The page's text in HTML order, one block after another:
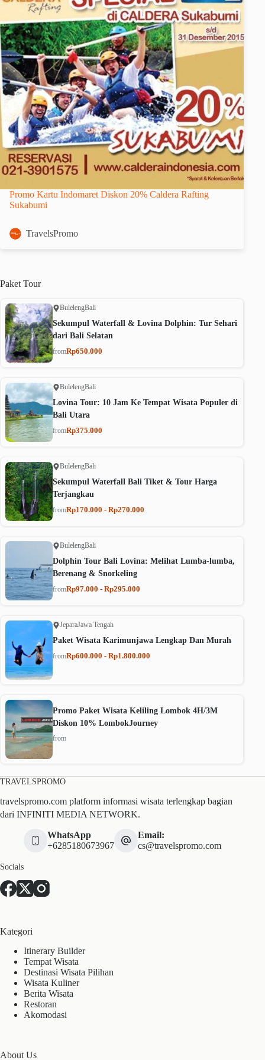
Promo Kartu Indomaret Diskon 20% Caldera Rafting
Sukabumi
TravelsPromo
Paket Tour
BulelengBali
Sekumpul Waterfall & Lovina Dolphin: Tur Sehari
dari Bali Selatan
fromRp650.000
BulelengBali
Lovina Tour: 10 Jam Ke Tempat Wisata Populer di
Bali Utara
fromRp375.000
BulelengBali
Sekumpul Waterfall Bali Tiket & Tour Harga
Terjangkau
fromRp170.000 - Rp270.000
BulelengBali
Dolphin Tour Bali Lovina: Melihat Lumba-lumba,
Berenang & Snorkeling
fromRp97.000 - Rp295.000
JeparaJawa Tengah
Paket Wisata Karimunjawa Lengkap Dan Murah
fromRp600.000 - Rp1.800.000
Promo Paket Wisata Keliling Lombok 4H/3M
Diskon 10% LombokJourney
from
TRAVELSPROMO
travelspromo.com platform informasi wisata terlengkap bagian
dari INFINITI MEDIA NETWORK.
WhatsApp
+6285180673967
Email:
cs@travelspromo.com
Socials
Kategori
Itinerary Builder
Tempat Wisata
Destinasi Wisata Pilihan
Wisata Kuliner
Berita Wisata
Restoran
Akomodasi
About Us